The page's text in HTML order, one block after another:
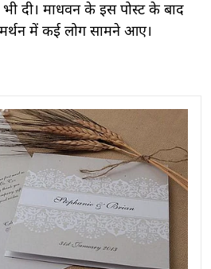
दी। माधवन के इस पोस्ट के बाद
में कई लोग सामने आए।